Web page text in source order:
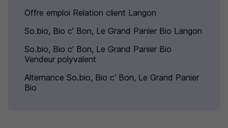
Offre emploi Relation client Langon
So.bio, Bio c’ Bon, Le Grand Panier Bio Langon
So.bio, Bio c’ Bon, Le Grand Panier Bio
Vendeur polyvalent
Alternance So.bio, Bio c’ Bon, Le Grand Panier
Bio